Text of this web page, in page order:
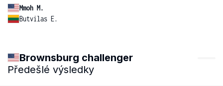
Mmoh M.
Butvilas E.
Brownsburg challenger
Předešlé výsledky